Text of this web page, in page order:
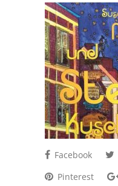
Facebook
Pinterest